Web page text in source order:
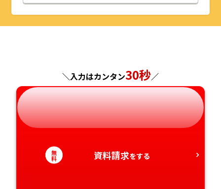
山形県
千葉県
神奈川県
福井県
岐阜県
静岡県
愛知県
京都府
兵庫県
奈良県
和歌山県
島根県
広島県
山口県
徳島県
香川県
福岡県
長崎県
熊本県
大分県
宮崎県
＼入力はカンタン30秒／
無
料 資料請求をする